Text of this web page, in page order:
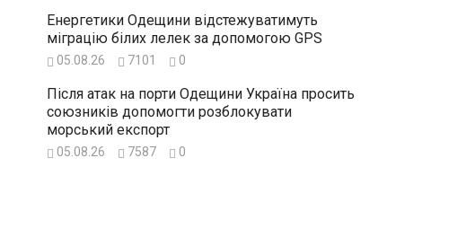
Енергетики Одещини відстежуватимуть
міграцію білих лелек за допомогою GPS
05.08.26 7101 0
Після атак на порти Одещини Україна просить
союзників допомогти розблокувати
морський експорт
05.08.26 7587 0